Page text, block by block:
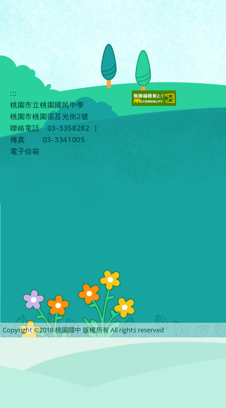
:::
桃園市立桃園國民中學
桃園市桃園區莒光街2號
聯絡電話
03-3358282
|
傳真
03-3341005
電子信箱
Copyright ©2018 桃園國中 版權所有 All rights reserved